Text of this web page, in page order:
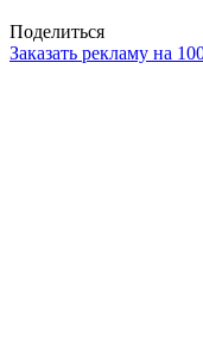
Поделиться
Заказать рекламу на